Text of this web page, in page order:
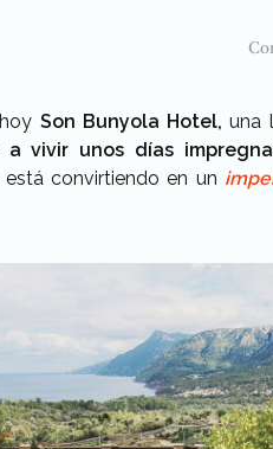
Son Bunyola Hotel, una
a vivir unos días
convirtiendo en un